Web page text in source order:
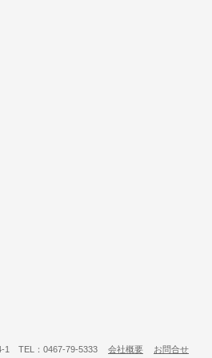
1 TEL：0467-79-5333 会社概要 お問合せ